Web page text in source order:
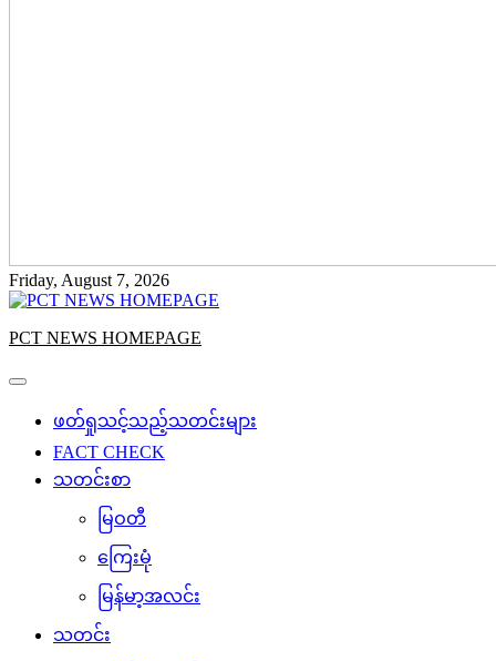
Friday, August 7, 2026
PCT NEWS HOMEPAGE
ဖတ်ရှုသင့်သည့်သတင်းများ
FACT CHECK
သတင်းစာ
မြဝတီ
ကြေးမုံ
မြန်မာ့အလင်း
သတင်း